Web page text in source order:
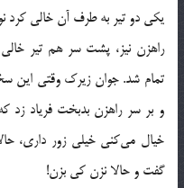
يكي دو تير به طرف آن خالي كرد
راهزن نيز، پشت سر هم تير
تمام شد. جوان زيرك وقتي اين
و بر سر راهزن بدبخت فرياد زد
خيال مي‌كني خيلي زور داري،
گفت و حالا نزن كي بزن!